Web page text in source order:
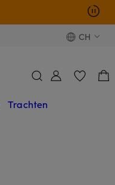
CH
Trachten